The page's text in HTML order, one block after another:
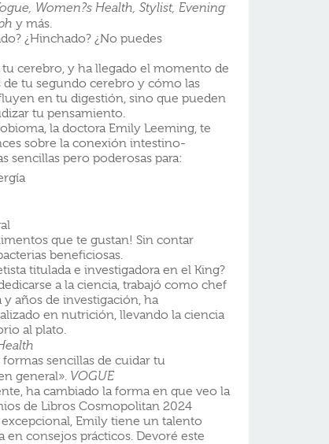
Women?s Health, Stylist, Evening
y más.
¿Hinchado? ¿No puedes
cerebro, y ha llegado el momento de
de tu segundo cerebro y cómo las
en tu digestión, sino que pueden
tu pensamiento.
la doctora Emily Leeming, te
sobre la conexión intestino-
sencillas pero poderosas para:
que te gustan! Sin contar
beneficiosas.
titulada e investigadora en el King?
a la ciencia, trabajó como chef
y años de investigación, ha
en nutrición, llevando la ciencia
al plato.
sencillas de cuidar tu
general». VOGUE
ha cambiado la forma en que veo la
de Libros Cosmopolitan 2024
Emily tiene un talento
consejos prácticos. Devoré este